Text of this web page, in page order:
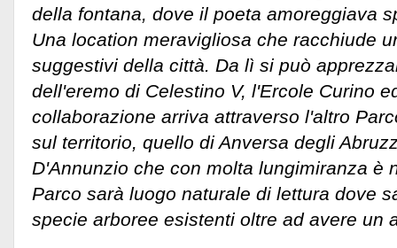
della fontana, dove il poeta amoreggiava
Una location meravigliosa che racchiude
suggestivi della città. Da lì si può
dell'eremo di Celestino V, l'Ercole Curino
collaborazione arriva attraverso l'altro
sul territorio, quello di Anversa degli
D'Annunzio che con molta lungimiranza è
Parco sarà luogo naturale di lettura dove
specie arboree esistenti oltre ad avere un